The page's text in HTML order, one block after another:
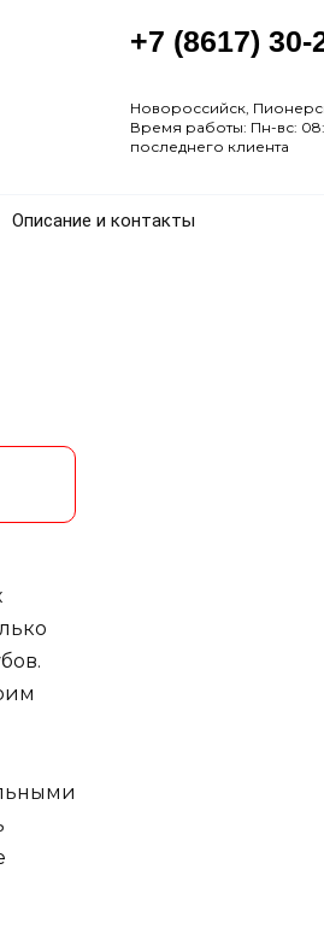
+7 (8617) 30-
Новороссийск,
Время работы: Пн-вс:
последнего клиента
Описание и контакты